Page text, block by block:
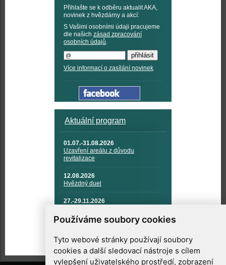
Používáme soubory cookies
Tyto webové stránky používají soubory
cookies a další sledovací nástroje s cílem
vylepšení uživatelského prostředí, zobrazení
Přihlašte se k odběru aktualit AKA,
novinek z hvězdárny a akcí:
S Vašimi osobními údaji pracujeme
dle našich zásad zpracování
osobních údajů.
Více informací o zasílání novinek
Aktuální program
01.07.-31.08.2026
Uzavření areálu z důvodu
revitalizace
12.08.2026
Hvězdný duel
27.-29.11.2026
TECHNIKA A KOSMICKÉ
TECHNOLOGIE